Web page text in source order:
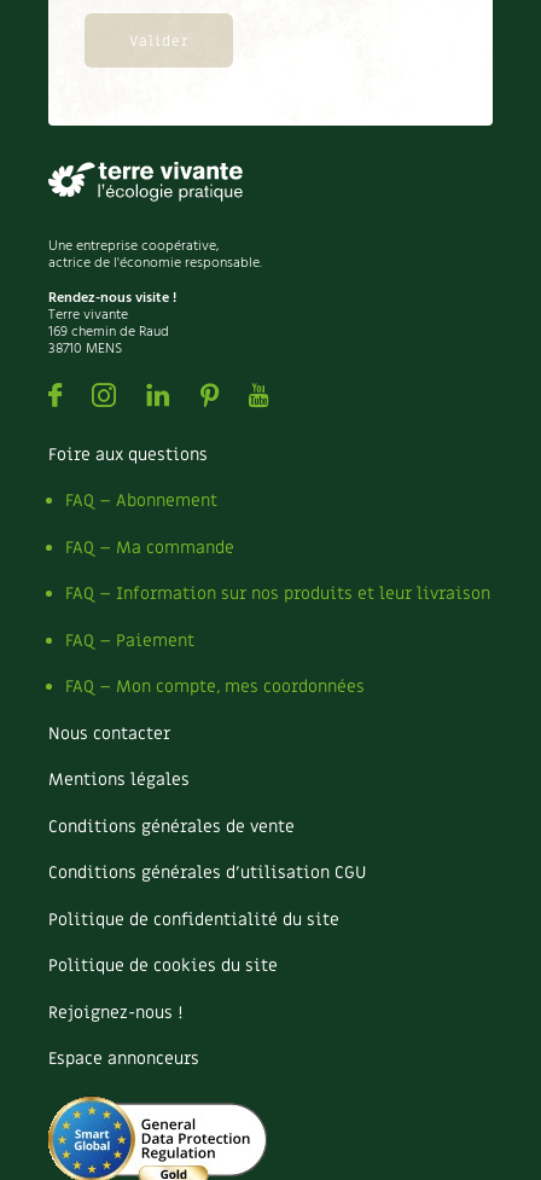
Pelouse
Permaculture
Pesticides
Petits pois
Piment
Pissenlit
Pizza
Plantes
Plantes d'extérieur
Plantes d'intérieur
Plantes médicinales
Plantes sauvages
Plants
Plastique
Poireau
Pollinisation
Pollution
Pomme
Potager
Potager en lasagnes
Poules
Prairie fleurie
Purin
Recette
Récup'
Réparation
Reproduction
Restauration
Rocaille
Ronce (ou mûre de jardin)
Roquette
Une entreprise coopérative,
actrice de l'économie responsable.
Rendez-nous visite !
Terre vivante
169 chemin de Raud
38710 MENS
FacebookInstagramLinkedin
PinterestYoutube
Foire aux questions
FAQ – Abonnement
FAQ – Ma commande
FAQ – Information sur nos produits et leur livraison
FAQ – Paiement
FAQ – Mon compte, mes coordonnées
Nous contacter
Mentions légales
Conditions générales de vente
Conditions générales d’utilisation CGU
Politique de confidentialité du site
Politique de cookies du site
Rejoignez-nous !
Espace annonceurs